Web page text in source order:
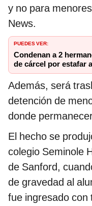
y no para
News.
PUEDES VER:
Condenan a 2
de cárcel por estafar
Además, será
detención de
donde
El hecho se
colegio Seminole
de Sanford,
de gravedad al
fue ingresado con